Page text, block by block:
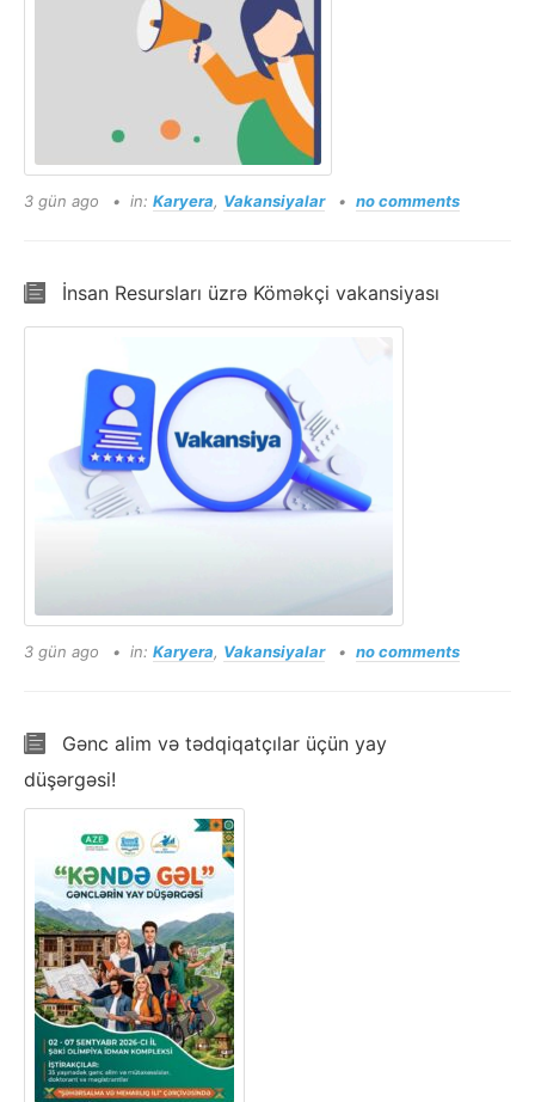
3 gün ago in: Karyera, Vakansiyalar no comments
İnsan Resursları üzrə Köməkçi vakansiyası
3 gün ago in: Karyera, Vakansiyalar no comments
Gənc alim və tədqiqatçılar üçün yay
düşərgəsi!